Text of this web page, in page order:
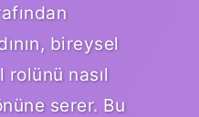
bireysel
nasıl
serer. Bu